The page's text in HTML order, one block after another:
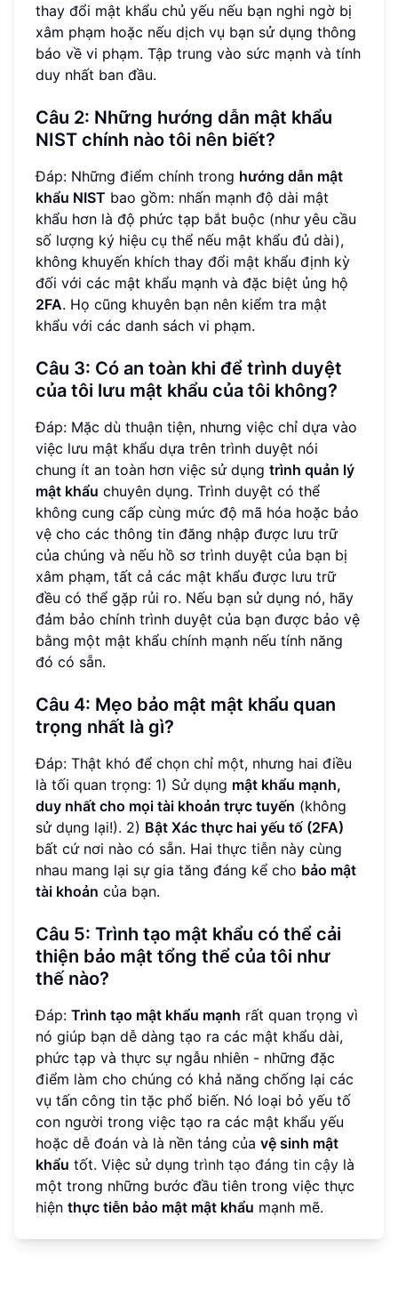
thay đổi mật khẩu chủ yếu nếu bạn nghi ngờ bị
xâm phạm hoặc nếu dịch vụ bạn sử dụng thông
báo về vi phạm. Tập trung vào sức mạnh và tính
duy nhất ban đầu.
Câu 2: Những hướng dẫn mật khẩu
NIST chính nào tôi nên biết?
Đáp: Những điểm chính trong hướng dẫn mật
khẩu NIST bao gồm: nhấn mạnh độ dài mật
khẩu hơn là độ phức tạp bắt buộc (như yêu cầu
số lượng ký hiệu cụ thể nếu mật khẩu đủ dài),
không khuyến khích thay đổi mật khẩu định kỳ
đối với các mật khẩu mạnh và đặc biệt ủng hộ
2FA. Họ cũng khuyên bạn nên kiểm tra mật
khẩu với các danh sách vi phạm.
Câu 3: Có an toàn khi để trình duyệt
của tôi lưu mật khẩu của tôi không?
Đáp: Mặc dù thuận tiện, nhưng việc chỉ dựa vào
việc lưu mật khẩu dựa trên trình duyệt nói
chung ít an toàn hơn việc sử dụng trình quản lý
mật khẩu chuyên dụng. Trình duyệt có thể
không cung cấp cùng mức độ mã hóa hoặc bảo
vệ cho các thông tin đăng nhập được lưu trữ
của chúng và nếu hồ sơ trình duyệt của bạn bị
xâm phạm, tất cả các mật khẩu được lưu trữ
đều có thể gặp rủi ro. Nếu bạn sử dụng nó, hãy
đảm bảo chính trình duyệt của bạn được bảo vệ
bằng một mật khẩu chính mạnh nếu tính năng
đó có sẵn.
Câu 4: Mẹo bảo mật mật khẩu quan
trọng nhất là gì?
Đáp: Thật khó để chọn chỉ một, nhưng hai điều
là tối quan trọng: 1) Sử dụng mật khẩu mạnh,
duy nhất cho mọi tài khoản trực tuyến (không
sử dụng lại!). 2) Bật Xác thực hai yếu tố (2FA)
bất cứ nơi nào có sẵn. Hai thực tiễn này cùng
nhau mang lại sự gia tăng đáng kể cho bảo mật
tài khoản của bạn.
Câu 5: Trình tạo mật khẩu có thể cải
thiện bảo mật tổng thể của tôi như
thế nào?
Đáp: Trình tạo mật khẩu mạnh rất quan trọng vì
nó giúp bạn dễ dàng tạo ra các mật khẩu dài,
phức tạp và thực sự ngẫu nhiên - những đặc
điểm làm cho chúng có khả năng chống lại các
vụ tấn công tin tặc phổ biến. Nó loại bỏ yếu tố
con người trong việc tạo ra các mật khẩu yếu
hoặc dễ đoán và là nền tảng của vệ sinh mật
khẩu tốt. Việc sử dụng trình tạo đáng tin cậy là
một trong những bước đầu tiên trong việc thực
hiện thực tiễn bảo mật mật khẩu mạnh mẽ.